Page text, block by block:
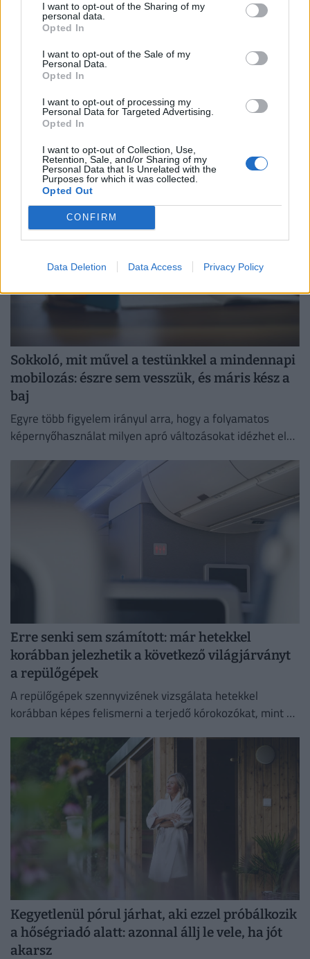
I want to opt-out of the Sharing of my
personal data.
Opted In
I want to opt-out of the Sale of my
Personal Data.
Opted In
I want to opt-out of processing my
Personal Data for Targeted Advertising.
Opted In
I want to opt-out of Collection, Use,
Retention, Sale, and/or Sharing of my
Personal Data that Is Unrelated with the
Purposes for which it was collected.
Opted Out
CONFIRM
Data Deletion Data Access Privacy Policy
Súlyos, ami kiderült a népszerű
csodagyógyszerről: elképesztően sok
melléhatást találtak, rengeteg haláleset is
történt
A jelenlegi tudományos bizonyítékok alapján a
készítmények alkalmazásának előnyei továbbra is
felülmúlják a kockázatokat.
Sokkoló, mit művel a testünkkel a mindennapi
mobilozás: észre sem vesszük, és máris kész a
baj
Egyre több figyelem irányul arra, hogy a folyamatos
képernyőhasználat milyen apró változásokat idézhet elő
Erre senki sem számított: már hetekkel
korábban jelezhetik a következő világjárványt
a repülőgépek
A repülőgépek szennyvizének vizsgálata hetekkel
korábban képes felismerni a terjedő kórokozókat, mint a
módszerek.
Kegyetlenül pórul járhat, aki ezzel próbálkozik
a hőségriadó alatt: azonnal állj le vele, ha jót
akarsz